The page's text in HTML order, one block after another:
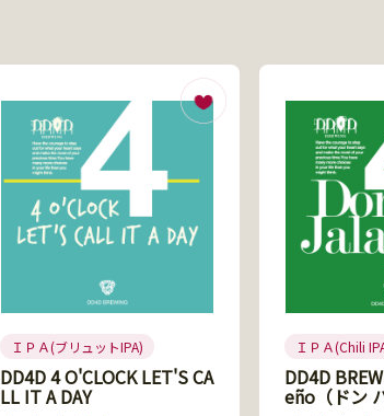
ＩＰＡ(ブリュットIPA)
DD4D 4 O'CLOCK LET'S CA
LL IT A DAY
ＩＰＡ(Chili
DD4D
eño（ドン